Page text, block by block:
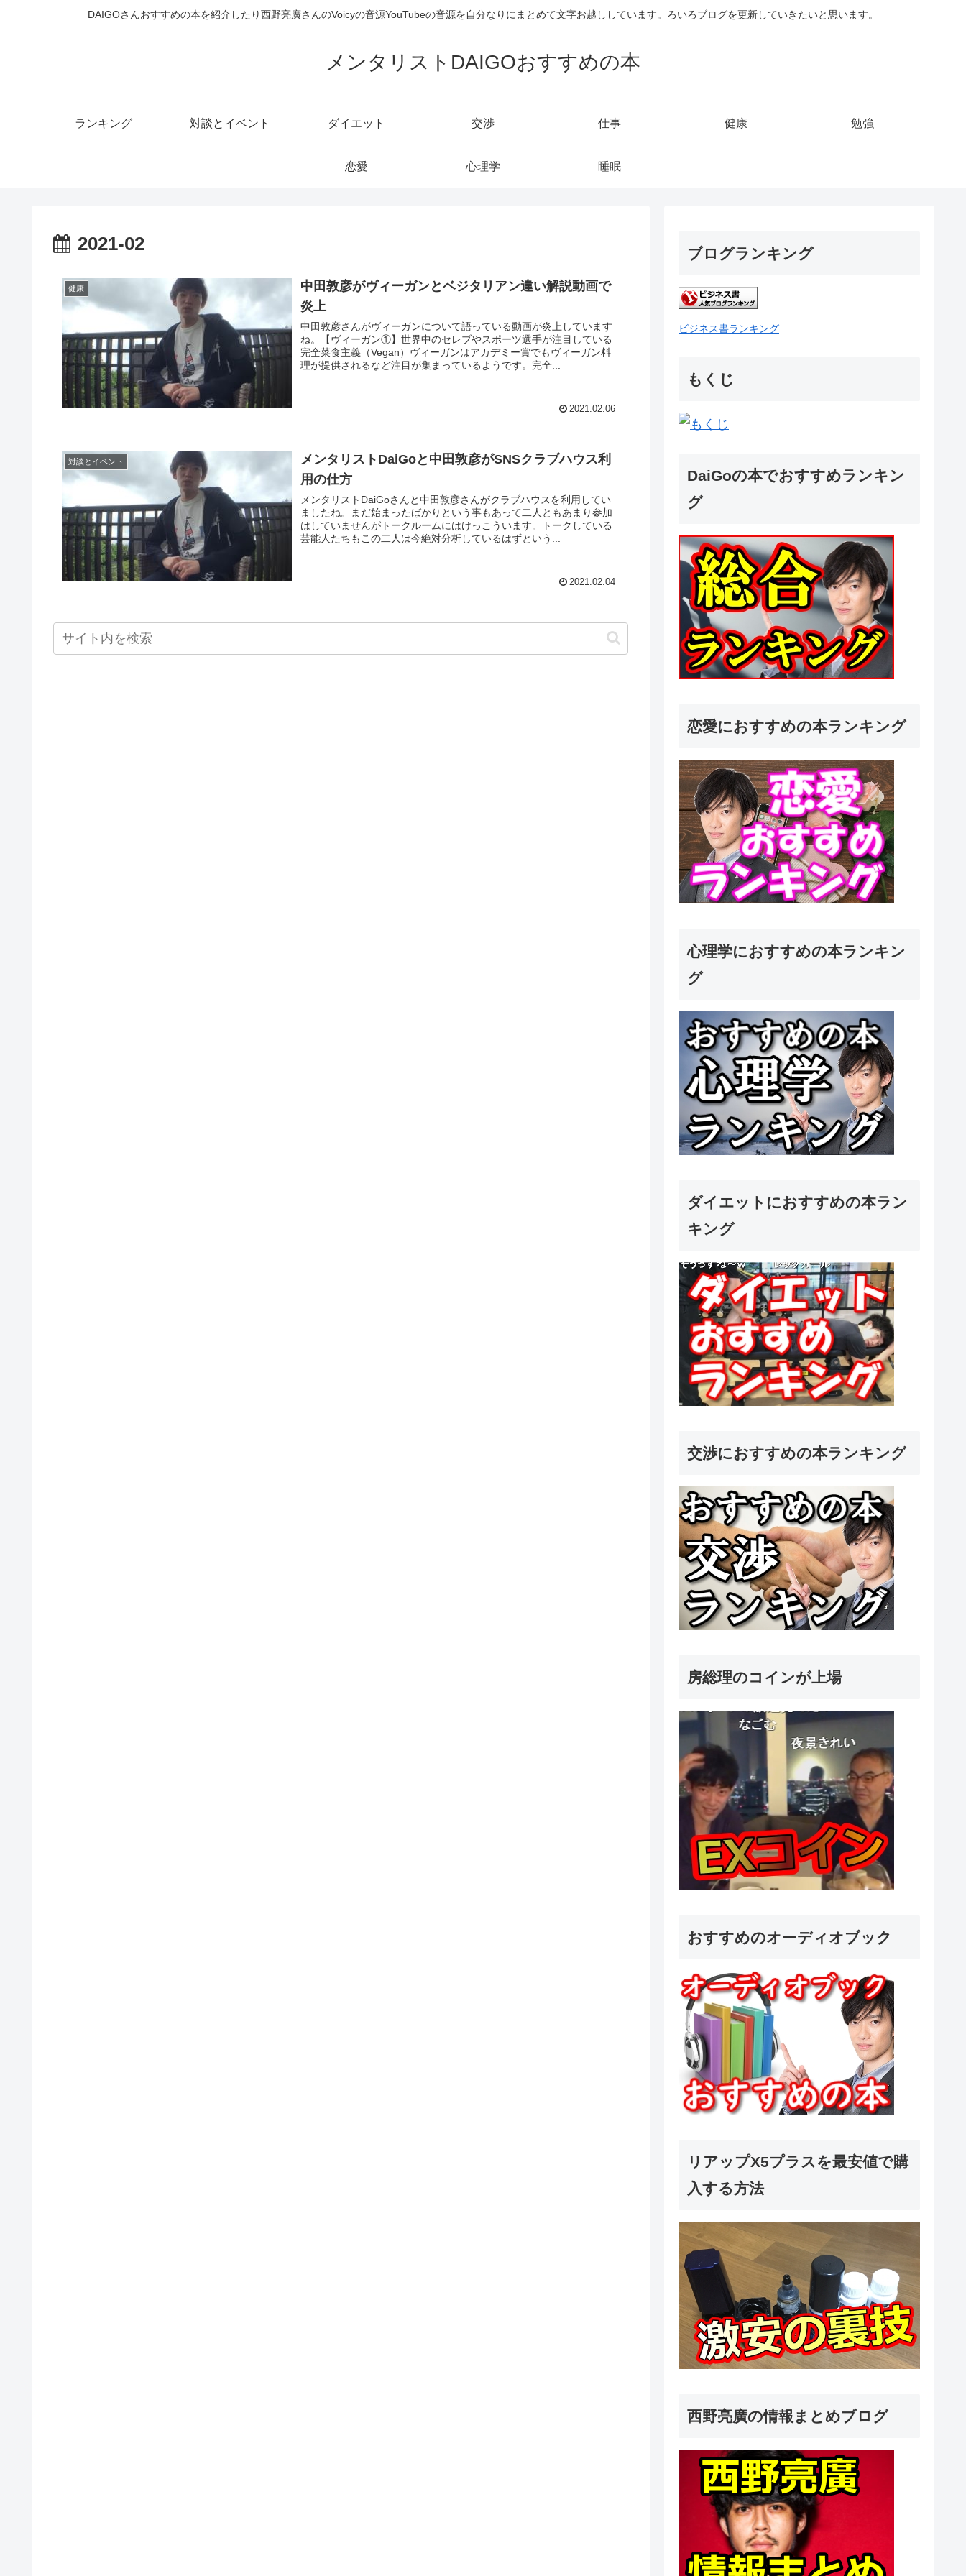
DAIGOさんおすすめの本を紹介したり西野亮廣さんのVoicyの音源YouTubeの音源を自分なりにまとめて文字お越ししています。ろいろブログを更新していきたいと思います。
メンタリストDAIGOおすすめの本
ランキング 対談とイベント ダイエット 交渉 仕事 健康 勉強
恋愛 心理学 睡眠
2021-02
健康
中田敦彦がヴィーガンとベジタリアン違い解説動画で
炎上
中田敦彦さんがヴィーガンについて語っている動画が炎上しています
ね。【ヴィーガン①】世界中のセレブやスポーツ選手が注目している
完全菜食主義（Vegan）ヴィーガンはアカデミー賞でもヴィーガン料
理が提供されるなど注目が集まっているようです。完全...
2021.02.06
対談とイベント
メンタリストDaiGoと中田敦彦がSNSクラブハウス利
用の仕方
メンタリストDaiGoさんと中田敦彦さんがクラブハウスを利用してい
ましたね。まだ始まったばかりという事もあって二人ともあまり参加
はしていませんがトークルームにはけっこういます。トークしている
芸能人たちもこの二人は今絶対分析しているはずという...
2021.02.04
ブログランキング
ビジネス書ランキング
もくじ
DaiGoの本でおすすめランキン
グ
恋愛におすすめの本ランキング
心理学におすすめの本ランキン
グ
ダイエットにおすすめの本ラン
キング
交渉におすすめの本ランキング
房総理のコインが上場
おすすめのオーディオブック
リアップX5プラスを最安値で購
入する方法
西野亮廣の情報まとめブログ